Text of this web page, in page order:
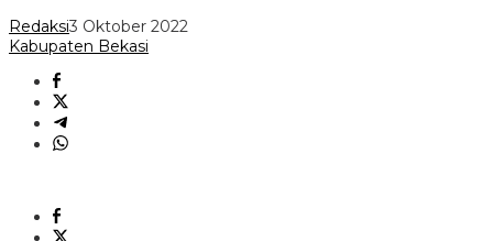
Redaksi3 Oktober 2022
Kabupaten Bekasi